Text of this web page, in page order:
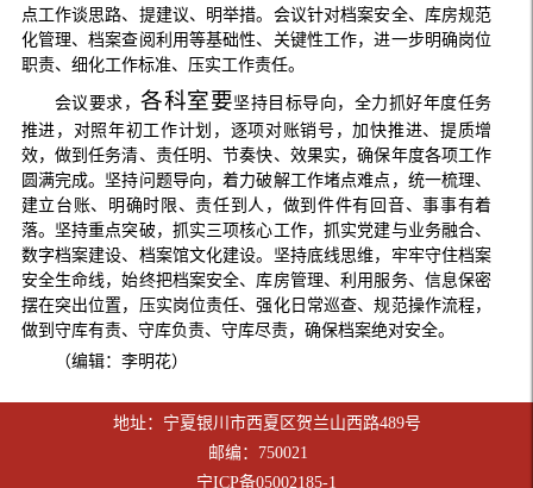
点工作谈思路、提建议、明举措。会议针对档案安全、库房规范
化管理、档案查阅利用等基础性、关键性工作，进一步明确岗位
职责、细化工作标准、压实工作责任。
会议要求，各科室要坚持目标导向，全力抓好年度任务
推进，对照年初工作计划，逐项对账销号，加快推进、提质增
效，做到任务清、责任明、节奏快、效果实，确保年度各项工作
圆满完成。坚持问题导向，着力破解工作堵点难点，统一梳理、
建立台账、明确时限、责任到人，做到件件有回音、事事有着
落。坚持重点突破，抓实三项核心工作，抓实党建与业务融合、
数字档案建设、档案馆文化建设。坚持底线思维，牢牢守住档案
安全生命线，始终把档案安全、库房管理、利用服务、信息保密
摆在突出位置，压实岗位责任、强化日常巡查、规范操作流程，
做到守库有责、守库负责、守库尽责，确保档案绝对安全。
（编辑：李明花）
地址：宁夏银川市西夏区贺兰山西路489号
邮编：750021
宁ICP备05002185-1